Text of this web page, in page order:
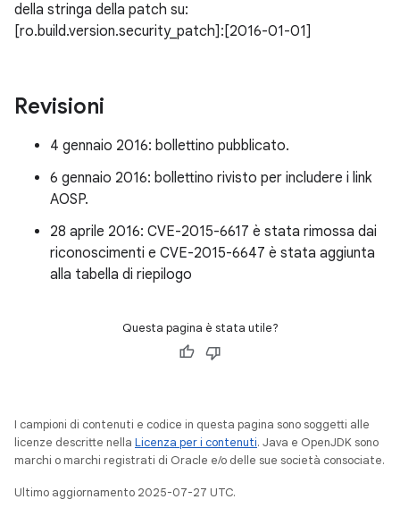
della stringa della patch su:
[ro.build.version.security_patch]:[2016-01-01]
Revisioni
4 gennaio 2016: bollettino pubblicato.
6 gennaio 2016: bollettino rivisto per includere i link
AOSP.
28 aprile 2016: CVE-2015-6617 è stata rimossa dai
riconoscimenti e CVE-2015-6647 è stata aggiunta
alla tabella di riepilogo
Questa pagina è stata utile?
I campioni di contenuti e codice in questa pagina sono soggetti alle
licenze descritte nella Licenza per i contenuti. Java e OpenJDK sono
marchi o marchi registrati di Oracle e/o delle sue società consociate.
Ultimo aggiornamento 2025-07-27 UTC.